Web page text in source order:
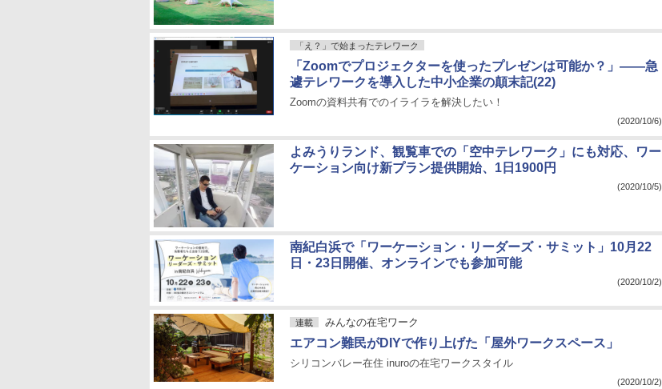
「え？」で始まったテレワーク
「Zoomでプロジェクターを使ったプレゼンは可能か？」――急
遽テレワークを導入した中小企業の顛末記(22)
Zoomの資料共有でのイライラを解決したい！
(2020/10/6)
よみうりランド、観覧車での「空中テレワーク」にも対応、ワー
ケーション向け新プラン提供開始、1日1900円
(2020/10/5)
南紀白浜で「ワーケーション・リーダーズ・サミット」10月22
日・23日開催、オンラインでも参加可能
(2020/10/2)
連載 みんなの在宅ワーク
エアコン難民がDIYで作り上げた「屋外ワークスペース」
シリコンバレー在住 inuroの在宅ワークスタイル
(2020/10/2)